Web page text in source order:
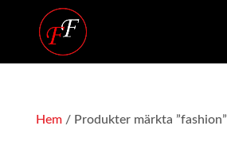
Hem/ Produkter märkta ”fashion”